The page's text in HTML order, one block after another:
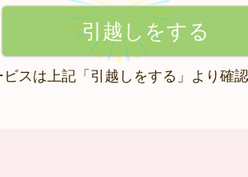
スは上記「引越しをする」より確